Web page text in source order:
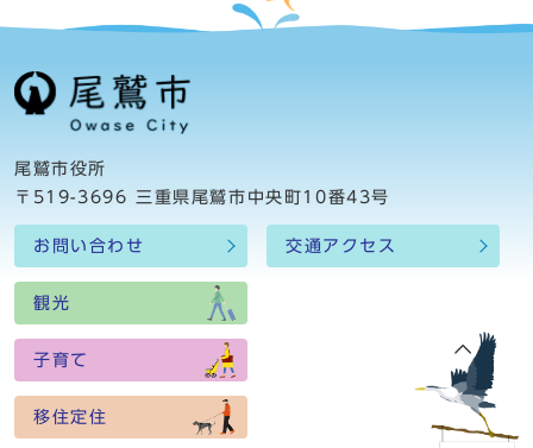
尾鷲市役所
〒519-3696 三重県尾鷲市中央町10番43号
お問い合わせ 交通アクセス
観光
子育て
移住定住